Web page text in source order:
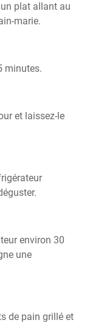
plat allant au
marie.
minutes.
et laissez-le
environ 30
une
de pain grillé et